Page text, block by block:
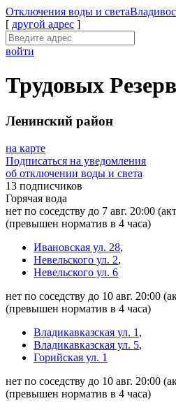
Отключения воды и света
[ другой адрес ]
войти
Трудовых
Ленинский район
на карте
Подписаться на уведомления
об отключении воды и света
13 подписчиков
Горячая вода
нет по соседству до 7 авг. 20:00
(превышен норматив в 4 часа)
Ивановская ул. 28,
Невельского ул. 2,
Невельского ул. 6
нет по соседству до 10 авг. 20:00
(превышен норматив в 4 часа)
Владикавказская ул. 1 ,
Владикавказская ул. 5,
Горийская ул. 1
нет по соседству до 10 авг. 20:00
(превышен норматив в 4 часа)